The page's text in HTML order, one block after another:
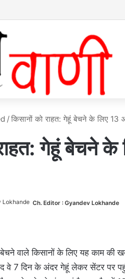
/ किसानों को राहत: गेहूं बेचने के लिए
गेहूं बेचने
Ch. Editor : Gyandev Lokhande
वाले किसानों के लिए यह काम
वे 7 दिन के अंदर गेहूं लेकर सेंटर पर